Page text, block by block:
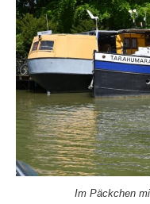
Im Päckchen